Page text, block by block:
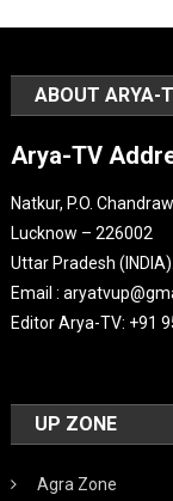
ABOUT ARYA-
Arya-TV
Natkur, P.O.
Lucknow – 226002
Uttar Pradesh (INDIA).
Email :
Editor Arya-TV: +91
UP ZONE
Agra Zone